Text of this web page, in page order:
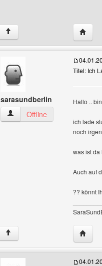
↑
sarasundberlin
sarasundberlin Benutzer-
Offline
Titel: Ich
Hallo ..
ich lade
noch
was ist da
Auch auf
?? könnt
↑